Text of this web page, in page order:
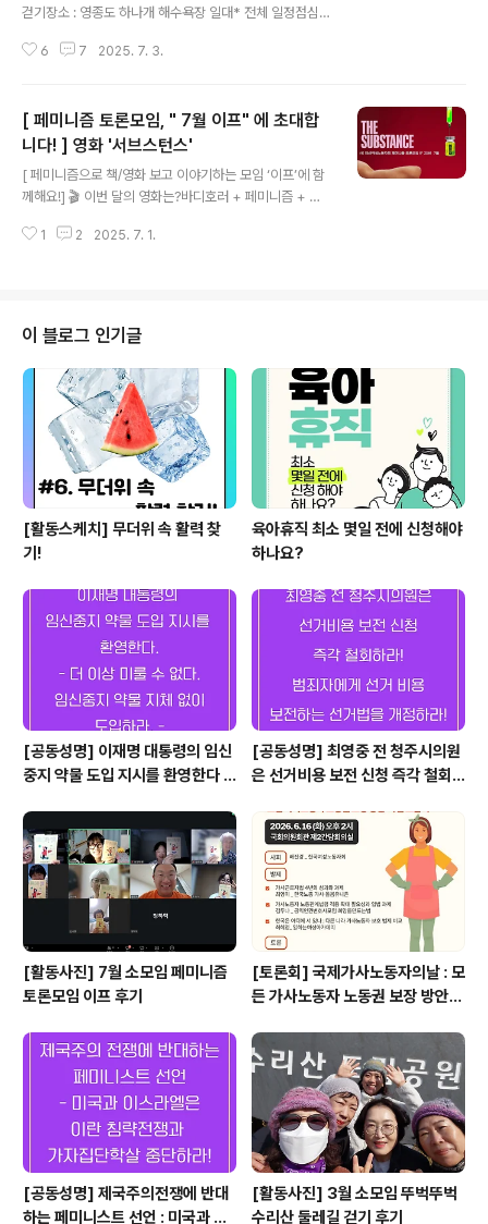
걷기장소 : 영종도 하나개 해수욕장 일대* 전체 일정점심
담그고 맨발 걷기) -> 하나개 해수욕장 둘레길 걷기 -> 물
옷 물기를 닦을 수건 강한 햇볕을 가릴 수 있는 모자, 양산,
썬크림 등 물과 나눠 먹을 수 있는 간단한 간식* 참가비 : 2
0,000원 * 주유비 : 뚜벅이 재단 지원* 참가인원 : 선착순
10명*참가신청 : https://forms.gle/GC6UedVZ9ffb
15uD9 ‘뚜뚜’는 일과 돌봄을 힘들고 지친 여성노동자들이
자매애를 바탕으로 서로..
6 7 2025. 7. 3.
[ 페미니즘 토론모임, " 7월 이프" 에 초대합
니다! ] 영화 '서브스턴스'
[ 페미니즘으로 책/영화 보고 이야기하는 모임 ‘이프’에 함
께해요!] 🎬 이번 달의 영화는?바디호러 + 페미니즘 + 외
의 엘리자베스들에게 묻습니다.한 번쯤 “새로운 나” 를 꿈
스들이여, 모여라! 💜일시: 7월 22일(화) 저녁 7:30 💜 장
소: 온라인 ZOOM 💜 참가비: 회원 무료 / 비회원 5,000
원농협 351-0149-6432-49 사)안산여성노동자회 💜
신청: https://forms.gle/CH2FcmyteZsdfLpD9 💜
이프소개 어려운 말 몰라도..
1 2 2025. 7. 1.
이 블로그 인기글
[활동스케치] 무더위 속 활력 찾
기!
육아휴직 최소 몇일 전에 신청해야
하나요?
[공동성명] 이재명 대통령의 임신
중지 약물 도입 지시를 환영한다 -
물 지체 없이 도입하라. -
[공동성명] 최영중 전 청주시의원
은 선거비용 보전 신청 즉각 철회
하는 선거법을 개정하라!
[활동사진] 7월 소모임 페미니즘
토론모임 이프 후기
[토론회] 국제가사노동자의날 : 모
든 가사노동자 노동권 보장 방안
[공동성명] 제국주의전쟁에 반대
하는 페미니스트 선언 : 미국과 이
[활동사진] 3월 소모임 뚜벅뚜벅
수리산 둘레길 걷기 후기